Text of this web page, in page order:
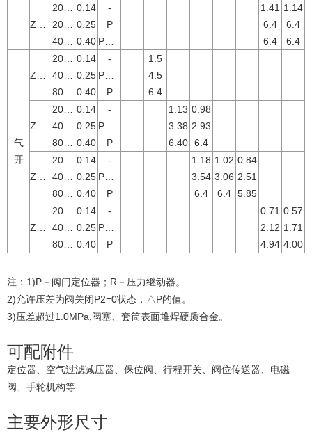
20～100
40～200
0.14
0.25
0.40
-
P
P或R
1.41
6.4
6.4
1.14
6.4
6.4
气
开
40～200
80～240
0.14
0.25
0.40
-
P或R
P
1.5
4.5
6.4
40～200
80～240
0.14
0.25
0.40
-
P或R
P
1.13
3.38
6.40
0.98
2.93
6.4
40～200
80～240
0.14
0.25
0.40
-
P或R
P
1.18
3.54
6.4
1.02
3.06
6.4
0.84
2.51
5.85
40～200
80～240
0.14
0.25
0.40
-
P或R
P
0.71
2.12
4.94
0.57
1.71
4.00
注：1)P－阀门定位器；R－压力继动器。
2)允许压差为阀关闭P2=0状态，△P的值。
3)压差超过1.0MPa,阀塞、套筒表面堆焊硬质合金。
可配附件
定位器、空气过滤减压器、保位阀、行程开关、阀位传送器、电磁
阀、手轮机构等
主要外形尺寸